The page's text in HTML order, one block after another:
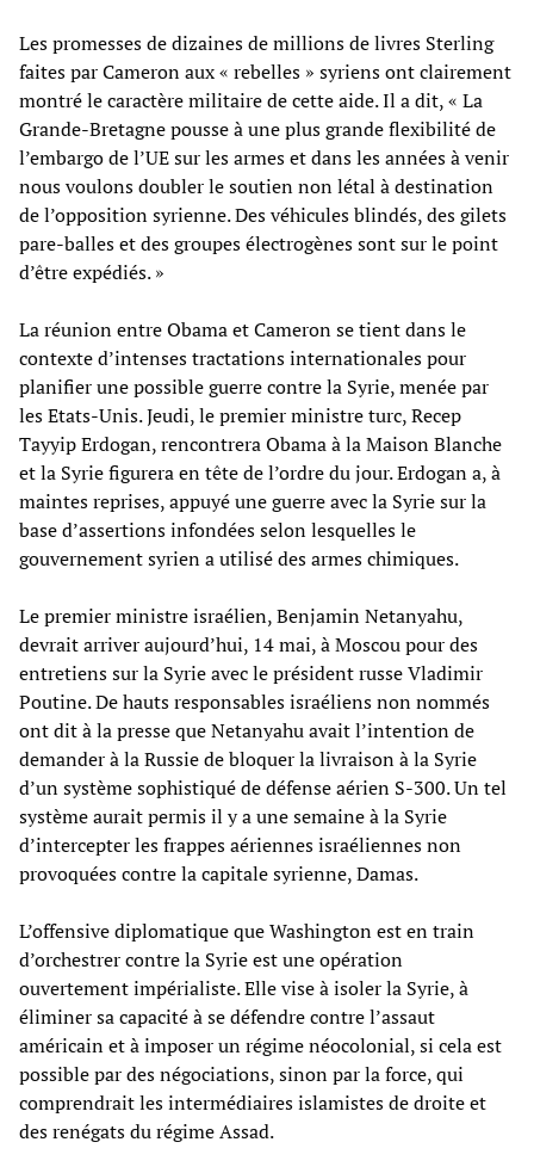
Les promesses de dizaines de millions de livres Sterling
faites par Cameron aux « rebelles » syriens ont clairement
montré le caractère militaire de cette aide. Il a dit, « La
Grande-Bretagne pousse à une plus grande flexibilité de
l’embargo de l’UE sur les armes et dans les années à venir
nous voulons doubler le soutien non létal à destination
de l’opposition syrienne. Des véhicules blindés, des gilets
pare-balles et des groupes électrogènes sont sur le point
d’être expédiés. »
La réunion entre Obama et Cameron se tient dans le
contexte d’intenses tractations internationales pour
planifier une possible guerre contre la Syrie, menée par
les Etats-Unis. Jeudi, le premier ministre turc, Recep
Tayyip Erdogan, rencontrera Obama à la Maison Blanche
et la Syrie figurera en tête de l’ordre du jour. Erdogan a, à
maintes reprises, appuyé une guerre avec la Syrie sur la
base d’assertions infondées selon lesquelles le
gouvernement syrien a utilisé des armes chimiques.
Le premier ministre israélien, Benjamin Netanyahu,
devrait arriver aujourd’hui, 14 mai, à Moscou pour des
entretiens sur la Syrie avec le président russe Vladimir
Poutine. De hauts responsables israéliens non nommés
ont dit à la presse que Netanyahu avait l’intention de
demander à la Russie de bloquer la livraison à la Syrie
d’un système sophistiqué de défense aérien S-300. Un tel
système aurait permis il y a une semaine à la Syrie
d’intercepter les frappes aériennes israéliennes non
provoquées contre la capitale syrienne, Damas.
L’offensive diplomatique que Washington est en train
d’orchestrer contre la Syrie est une opération
ouvertement impérialiste. Elle vise à isoler la Syrie, à
éliminer sa capacité à se défendre contre l’assaut
américain et à imposer un régime néocolonial, si cela est
possible par des négociations, sinon par la force, qui
comprendrait les intermédiaires islamistes de droite et
des renégats du régime Assad.